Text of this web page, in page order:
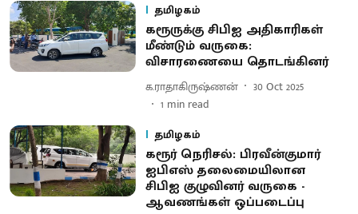
தமிழகம்
கரூருக்கு சிபிஐ அதிகாரிகள்
மீண்டும் வருகை:
விசாரணையை தொடங்கினர்
க.ராதாகிருஷ்ணன்
30 Oct 2025
1 min read
தமிழகம்
கரூர் நெரிசல்: பிரவீன்குமார்
ஐபிஎஸ் தலைமையிலான
சிபிஐ குழுவினர் வருகை -
ஆவணங்கள் ஒப்படைப்பு